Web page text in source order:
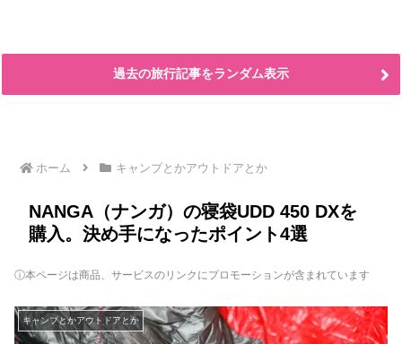
過去の旅行記事をランダム表示
ホーム キャンプとかアウトドアとか
NANGA（ナンガ）の寝袋UDD 450 DXを
購入。決め手になったポイント4選
ⓘ本ページは商品、サービスのリンクにプロモーションが含まれています
キャンプとかアウトドアとか